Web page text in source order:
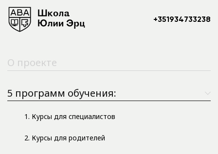
+351934733238
О проекте
5 программ обучения:
1. Курсы для специалистов
2. Курсы для родителей